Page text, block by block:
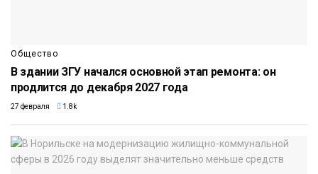
Общество
В здании ЗГУ начался основной этап ремонта: он
продлится до декабря 2027 года
27 февраля 1.8k